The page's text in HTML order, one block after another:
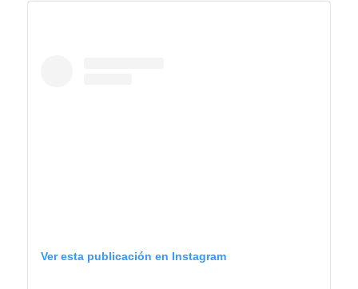
Ver esta publicación en Instagram